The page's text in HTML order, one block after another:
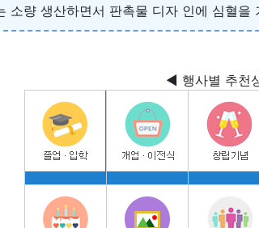
소량 생산하면서 판촉물 디자 인에 심혈을
◀ 행사별 추천